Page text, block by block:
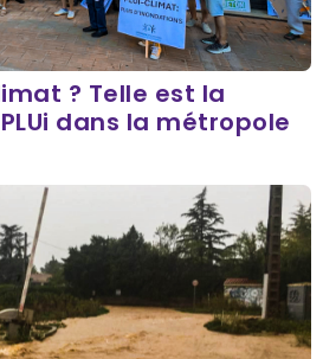
? Telle est la
dans la métropole